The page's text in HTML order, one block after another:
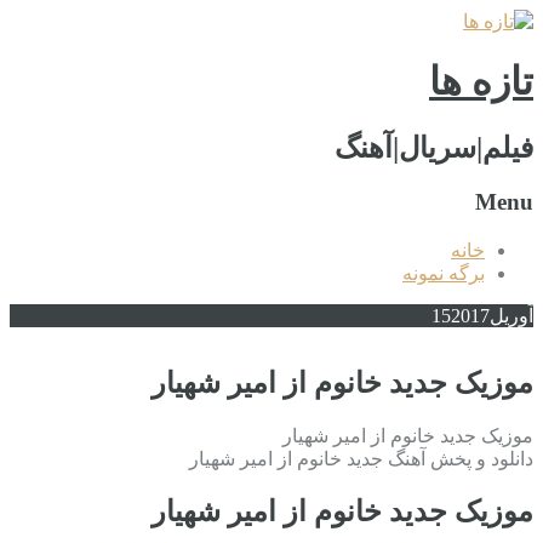
تازه ها
فیلم|سریال|آهنگ
Menu
خانه
برگه نمونه
آوریل 152017
موزیک جدید خانوم از امیر شهیار
موزیک جدید خانوم از امیر شهیار
دانلود و پخش آهنگ جدید خانوم از امیر شهیار
موزیک جدید خانوم از امیر شهیار